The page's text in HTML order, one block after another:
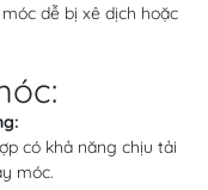
dễ bị xê dịch hoặc
có khả năng chịu tải
móc.